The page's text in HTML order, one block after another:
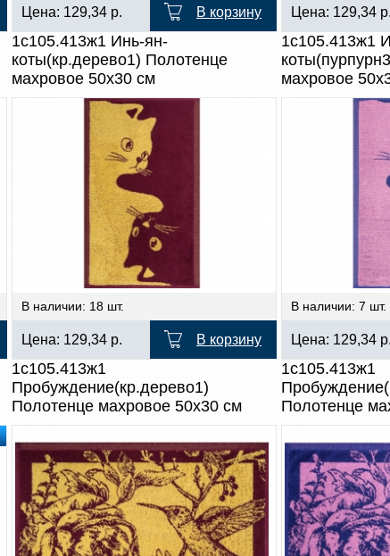
Цена: 129,34 р. В корзину Цена: 129,34 р.
1с105.413ж1 Инь-ян-
коты(кр.дерево1) Полотенце
махровое 50х30 см
В наличии: 18 шт.
Цена: 129,34 р. В корзину
1с105.413ж1
махровое
В наличии: 7 шт.
Цена: 129,34 р.
1с105.413ж1
Пробуждение(кр.дерево1)
Полотенце махровое 50х30 см
1с105.413ж1
Полотенце